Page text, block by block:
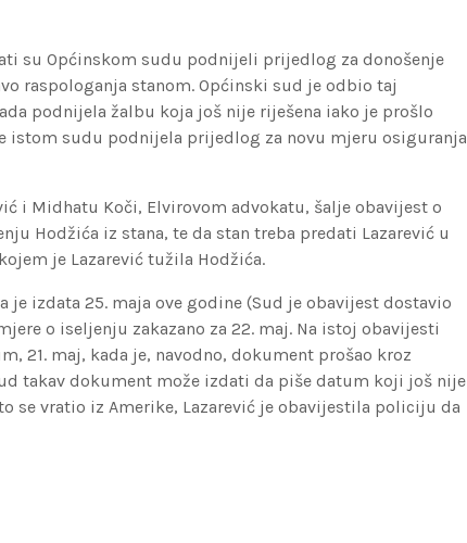
su Općinskom sudu podnijeli prijedlog za donošenje
raspologanja stanom. Općinski sud je odbio taj
podnijela žalbu koja još nije riješena iako je prošlo
istom sudu podnijela prijedlog za novu mjeru osiguranja
i Midhatu Koči, Elvirovom advokatu, šalje obavijest o
Hodžića iz stana, te da stan treba predati Lazarević u
je Lazarević tužila Hodžića.
je izdata 25. maja ove godine (Sud je obavijest dostavio
o iseljenju zakazano za 22. maj. Na istoj obavijesti
21. maj, kada je, navodno, dokument prošao kroz
takav dokument može izdati da piše datum koji još nije
se vratio iz Amerike, Lazarević je obavijestila policiju da